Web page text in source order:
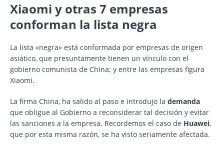
Xiaomi y otras 7 empresas
conforman la lista negra
La lista «negra» está conformada por empresas de origen
asiático, que presuntamente tienen un vínculo con el
gobierno comunista de China; y entre las empresas figura
Xiaomi.
La firma China, ha salido al paso e introdujo la demanda
que obligue al Gobierno a reconsiderar tal decisión y evitar
las sanciones a la empresa. Recordemos el caso de Huawei,
que por esta misma razón, se ha visto seriamente afectada.